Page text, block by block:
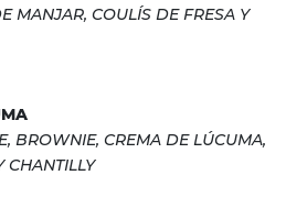
MANJAR, COULÍS DE FRESA Y
BROWNIE, CREMA DE LÚCUMA,
CHANTILLY